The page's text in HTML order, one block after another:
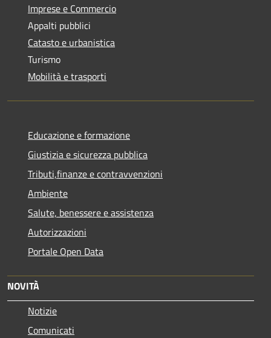
Imprese e Commercio
Appalti pubblici
Catasto e urbanistica
Turismo
Mobilità e trasporti
Educazione e formazione
Giustizia e sicurezza pubblica
Tributi,finanze e contravvenzioni
Ambiente
Salute, benessere e assistenza
Autorizzazioni
Portale Open Data
NOVITÀ
Notizie
Comunicati